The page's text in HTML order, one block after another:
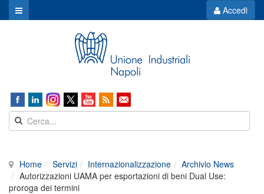
Accedi
Home Servizi Internazionalizzazione
Archivio News
Autorizzazioni UAMA per esportazioni di beni Dual Use:
proroga dei termini